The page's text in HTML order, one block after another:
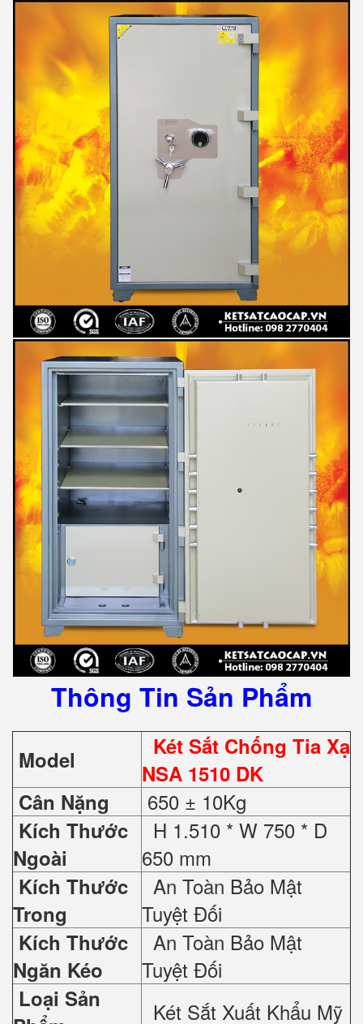
Thông Tin Sản Phẩm
Model
Két Sắt Chống Tia Xạ
NSA 1510 DK
Cân Nặng
650 ± 10Kg
Kích Thước
Ngoài
H 1.510 * W 750 * D
650 mm
Kích Thước
Trong
An Toàn Bảo Mật
Tuyệt Đối
Kích Thước
Ngăn Kéo
An Toàn Bảo Mật
Tuyệt Đối
Loại Sản
Két Sắt Xuất Khẩu Mỹ